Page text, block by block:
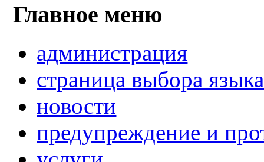
Главное меню
администрация
страница выбора языка
новости
предупреждение и